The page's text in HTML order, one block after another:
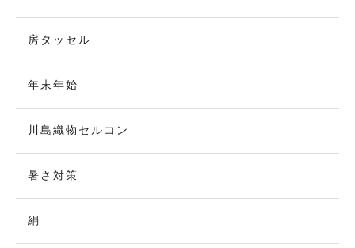
房タッセル
年末年始
川島織物セルコン
暑さ対策
絹